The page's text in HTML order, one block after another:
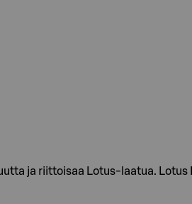
ja riittoisaa Lotus-laatua.